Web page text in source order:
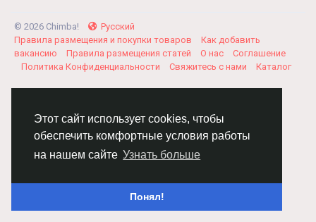
Этот сайт использует cookies, чтобы
обеспечить комфортные условия работы
на нашем сайте Узнать больше
Понял!
© 2026 Chimba!
Русский
Правила размещения и покупки товаров
Как добавить
вакансию
Правила размещения статей О нас
Соглашение
Политика Конфиденциальности
Свяжитесь с нами Каталог